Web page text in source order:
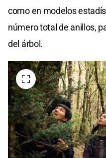
como en modelos
número total de anillos,
del árbol.